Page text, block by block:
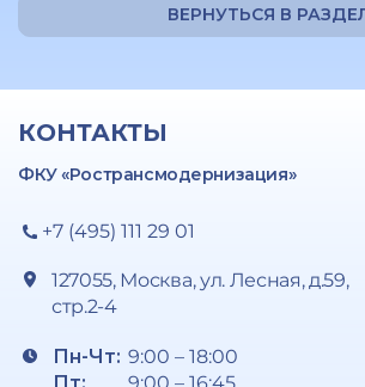
ВЕРНУТЬСЯ В
КОНТАКТЫ
ФКУ «Ространсмодернизация»
+7 (495) 111 29 01
127055, Москва, ул. Лесная, д.59,
стр.2-4
Пн-Чт: 9:00 – 18:00